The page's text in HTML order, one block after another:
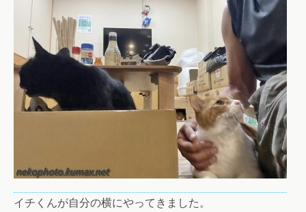
イチくんが自分の横にやってきました。